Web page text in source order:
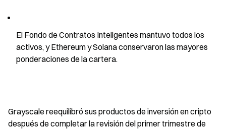
El Fondo de Contratos Inteligentes mantuvo todos los
activos, y Ethereum y Solana conservaron las mayores
ponderaciones de la cartera.
Grayscale reequilibró sus productos de inversión en cripto
después de completar la revisión del primer trimestre de